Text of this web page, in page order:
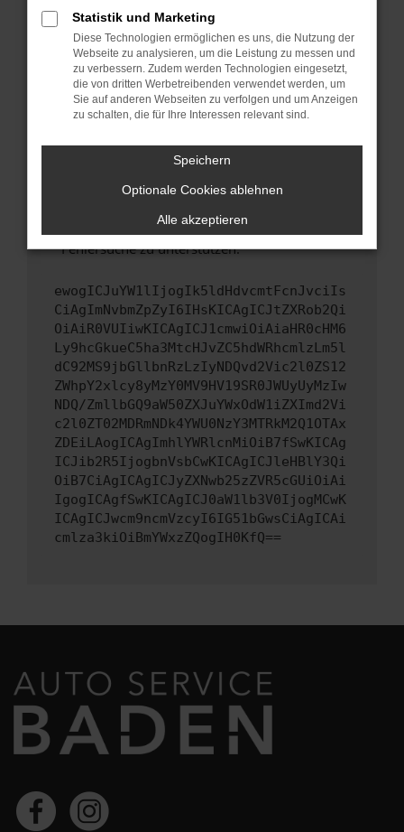
Betriebssystem auf dem neuesten Stand
sind.
Veraltete Software birgt nicht nur ein
Sicherheitsrisiko, sondern kann auch dazu
führen, dass bestimmte Funktionen nicht mehr
unterstützt werden.
Wende dich an den Webseitenbetreiber.
Wenn du alle oben genannten Schritte versucht
hast, kontaktiere uns bitte. Wir werden
uns diesen Text schicken, um uns bei der
Fehlersuche zu unterstützen:
ewogICJuYW1lIjogIk5ldHdvcmtFcnJvciIs
CiAgImNvbmZpZyI6IHsKICAgICJtZXRob2Qi
OiAiR0VUIiwKICAgICJ1cmwiOiAiaHR0cHM6
Ly9hcGkueC5ha3MtcHJvZC5hdWRhcmlzLm5l
dC92MS9jbGllbnRzLzIyNDQvd2Vic2l0ZS12
ZWhpY2xlcy8yMzY0MV9HV19SR0JWUyUyMzIw
NDQ/ZmllbGQ9aW50ZXJuYWxOdW1iZXImd2Vi
c2l0ZT02MDRmNDk4YWU0NzY3MTRkM2Q1OTAx
ZDEiLAogICAgImhlYWRlcnMiOiB7fSwKICAg
ICJib2R5IjogbnVsbCwKICAgICJleHBlY3Qi
OiB7CiAgICAgICJyZXNwb25zZVR5cGUiOiAi
IgogICAgfSwKICAgICJ0aW1lb3V0IjogMCwK
ICAgICJwcm9ncmVzcyI6IG51bGwsCiAgICAi
cmlza3kiOiBmYWxzZQogIH0KfQ==
Statistik und Marketing
Diese Technologien ermöglichen es uns, die Nutzung der
Webseite zu analysieren, um die Leistung zu messen und
zu verbessern. Zudem werden Technologien eingesetzt,
die von dritten Werbetreibenden verwendet werden, um
Sie auf anderen Webseiten zu verfolgen und um Anzeigen
zu schalten, die für Ihre Interessen relevant sind.
Speichern
Optionale Cookies ablehnen
Alle akzeptieren